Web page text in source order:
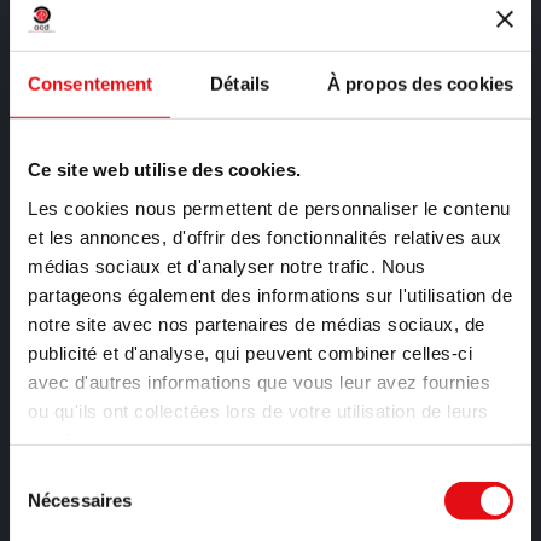
Consentement Détails À propos des cookies
Ce site web utilise des cookies.
Les cookies nous permettent de personnaliser le contenu
et les annonces, d'offrir des fonctionnalités relatives aux
médias sociaux et d'analyser notre trafic. Nous
partageons également des informations sur l'utilisation de
notre site avec nos partenaires de médias sociaux, de
publicité et d'analyse, qui peuvent combiner celles-ci
avec d'autres informations que vous leur avez fournies
ou qu'ils ont collectées lors de votre utilisation de leurs
Nécessaires
Nom et Prénom
Email